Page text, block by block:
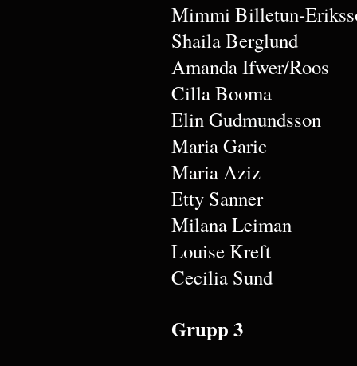
Mimmi Billetun-
Shaila Berglund
Amanda Ifwer/Roos
Cilla Booma
Elin Gudmundsson
Maria Garic
Maria Aziz
Etty Sanner
Milana Leiman
Louise Kreft
Cecilia Sund
Grupp 3